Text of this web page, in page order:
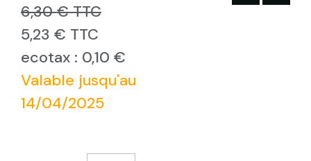
6,30 € TTC
5,23 € TTC
ecotax : 0,10 €
Valable jusqu'au
14/04/2025